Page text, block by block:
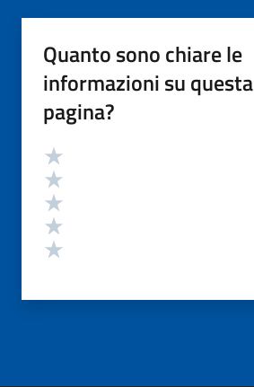
Quanto sono chiare le
informazioni su questa
pagina?
Valutazione